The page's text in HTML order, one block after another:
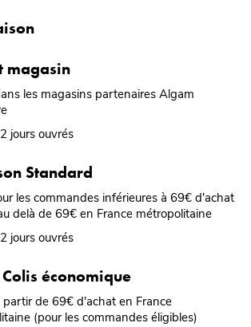
magasin
les magasins partenaires Algam
jours ouvrés
Standard
les commandes inférieures à 69€ d'achat
delà de 69€ en France métropolitaine
jours ouvrés
économique
partir de 69€ d'achat en France
(pour les commandes éligibles)